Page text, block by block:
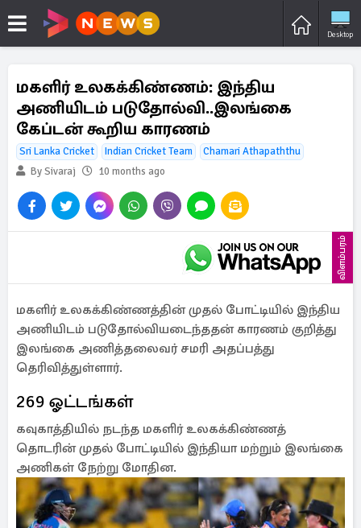
Desktop
மகளிர் உலகக்கிண்ணம்: இந்திய
அணியிடம் படுதோல்வி..இலங்கை
கேப்டன் கூறிய காரணம்
Sri Lanka Cricket Indian Cricket Team
Chamari Athapaththu
By Sivaraj
10 months ago
விளம்பரம்
மகளிர் உலகக்கிண்ணத்தின் முதல் போட்டியில் இந்திய
அணியிடம் படுதோல்வியடைந்ததன் காரணம் குறித்து
இலங்கை அணித்தலைவர் சமரி அதப்பத்து
தெரிவித்துள்ளார்.
269 ஓட்டங்கள்
கவுகாத்தியில் நடந்த மகளிர் உலகக்கிண்ணத்
தொடரின் முதல் போட்டியில் இந்தியா மற்றும் இலங்கை
அணிகள் நேற்று மோதின.